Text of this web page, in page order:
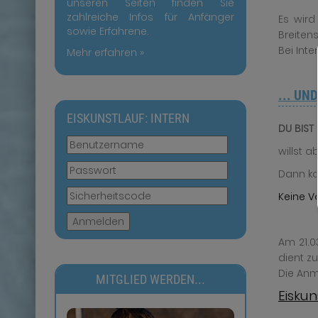
unseren Seiten finden Sie
zahlreiche Infos für Anfänger
sowie Erfahrene.
Mehr erfahren »
EISKUNSTLAUF: INTERN
Anmelden
MITGLIED WERDEN...
Es
Bei
...
DU BIST
willst
Dann
Keine
Am
dient
Die